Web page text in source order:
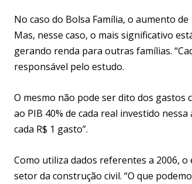
No caso do Bolsa Família, o aumento
Mas, nesse caso, o mais significativo
gerando renda para outras famílias.
responsável pelo estudo.
O mesmo não pode ser dito dos gastos
ao PIB 40% de cada real investido
cada R$ 1 gasto”.
Como utiliza dados referentes a 2006,
setor da construção civil. “O que